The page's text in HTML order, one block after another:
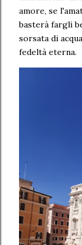
amore, se
basterà fargli
sorsata di
fedeltà eterna.